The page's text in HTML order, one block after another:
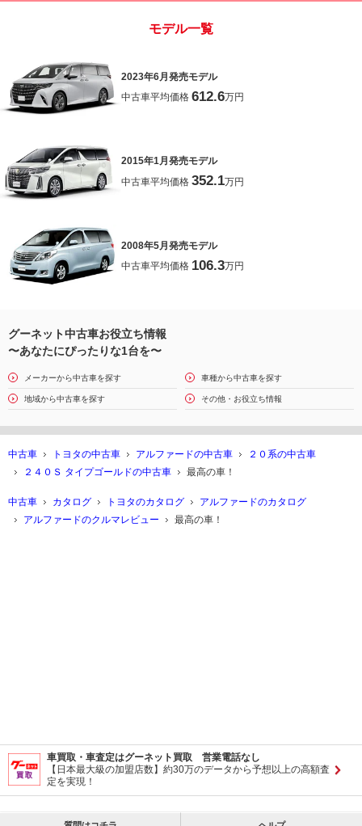
モデル一覧
2023年6月発売モデル
中古車平均価格 612.6万円
2015年1月発売モデル
中古車平均価格 352.1万円
2008年5月発売モデル
中古車平均価格 106.3万円
グーネット中古車お役立ち情報
〜あなたにぴったりな1台を〜
メーカーから中古車を探す 車種から中古車を探す
地域から中古車を探す その他・お役立ち情報
中古車 トヨタの中古車 アルファードの中古車
２０系の中古車
２４０Ｓ タイプゴールドの中古車
最高の車！
中古車 カタログ トヨタのカタログ
アルファードのカタログ
アルファードのクルマレビュー
最高の車！
車買取・車査定はグーネット買取 営業電話なし
【日本最大級の加盟店数】約30万のデータから予想以上の高額査
定を実現！